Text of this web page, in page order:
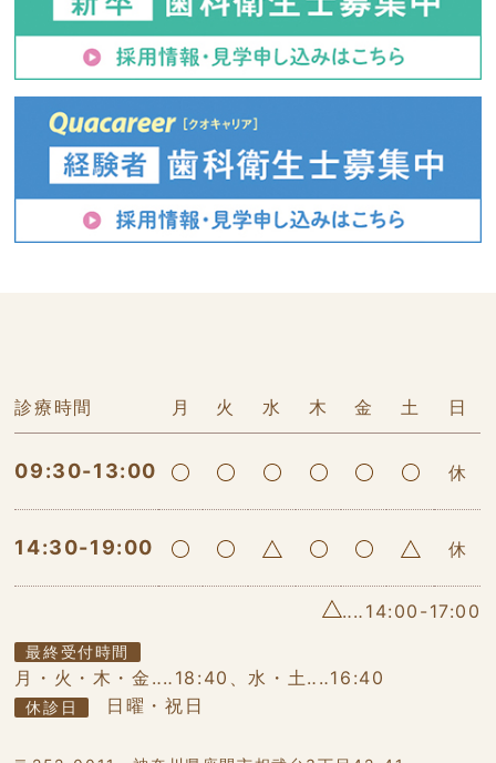
診療時間 月 火 水 木 金 土 日
09:30-13:00 休
14:30-19:00 休
‥‥14:00-17:00
最終受付時間
月・火・木・金‥‥18:40、水・土‥‥16:40
休診日 日曜・祝日